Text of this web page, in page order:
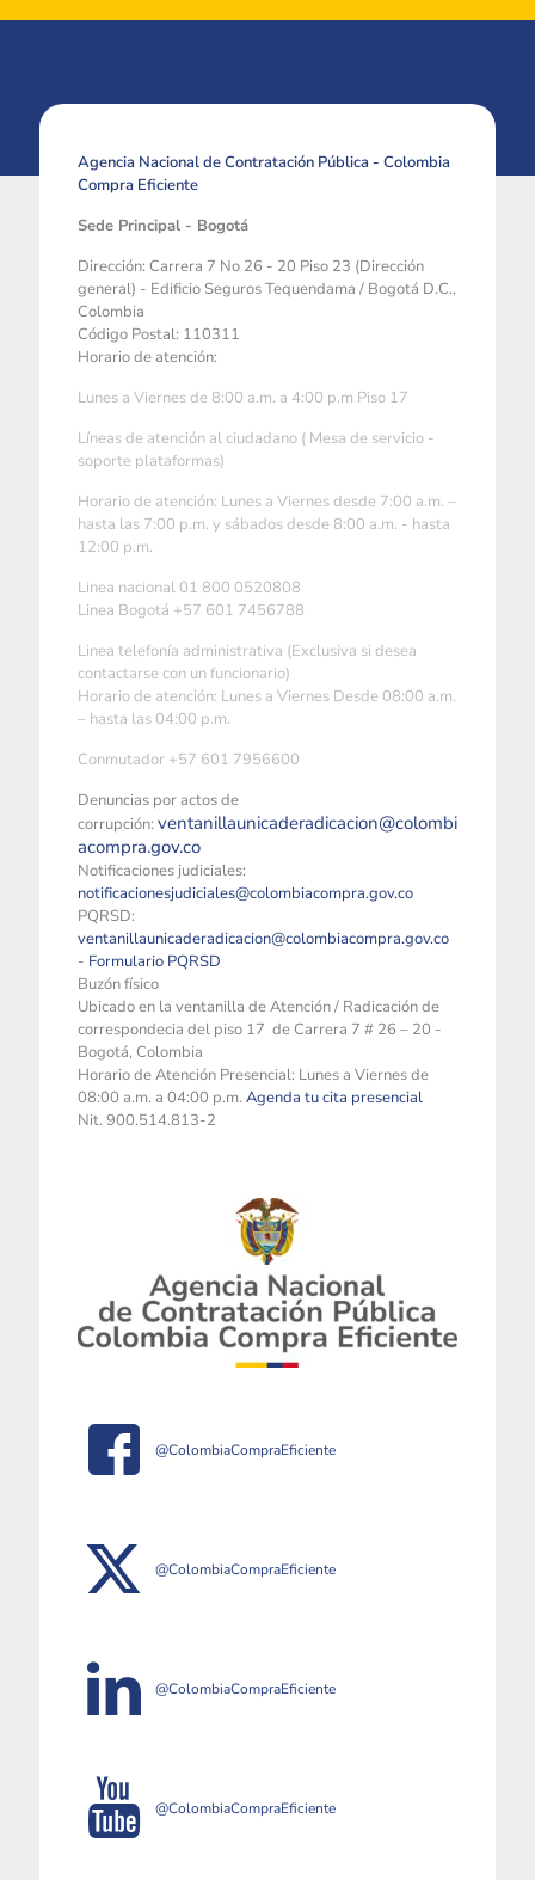
Agencia Nacional de Contratación Pública - Colombia
Compra Eficiente
Sede Principal - Bogotá
Dirección: Carrera 7 No 26 - 20 Piso 23 (Dirección
general) - Edificio Seguros Tequendama / Bogotá D.C.,
Colombia
Código Postal: 110311
Horario de atención:
Lunes a Viernes de 8:00 a.m. a 4:00 p.m Piso 17
Líneas de atención al ciudadano ( Mesa de servicio -
soporte plataformas)
Horario de atención: Lunes a Viernes desde 7:00 a.m. –
hasta las 7:00 p.m. y sábados desde 8:00 a.m. - hasta
12:00 p.m.
Linea nacional 01 800 0520808
Linea Bogotá +57 601 7456788
Linea telefonía administrativa (Exclusiva si desea
contactarse con un funcionario)
Horario de atención: Lunes a Viernes Desde 08:00 a.m.
– hasta las 04:00 p.m.
Conmutador +57 601 7956600
Denuncias por actos de
corrupción: ventanillaunicaderadicacion@colombi
acompra.gov.co
Notificaciones judiciales:
notificacionesjudiciales@colombiacompra.gov.co
PQRSD:
ventanillaunicaderadicacion@colombiacompra.gov.co
- Formulario PQRSD
Buzón físico
Ubicado en la ventanilla de Atención / Radicación de
correspondecia del piso 17 de Carrera 7 # 26 – 20 -
Bogotá, Colombia
Horario de Atención Presencial: Lunes a Viernes de
08:00 a.m. a 04:00 p.m. Agenda tu cita presencial
Nit. 900.514.813-2
@ColombiaCompraEficiente
@ColombiaCompraEficiente
@ColombiaCompraEficiente
@ColombiaCompraEficiente